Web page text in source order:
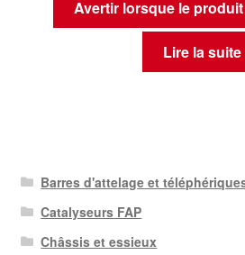
Avertir lorsque le
Lire la suite
Barres d'attelage et
Catalyseurs FAP
Châssis et essieux